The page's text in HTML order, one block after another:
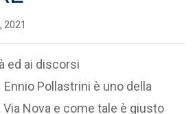
2021
ed ai discorsi
Pollastrini è uno della
Nova e come tale è giusto